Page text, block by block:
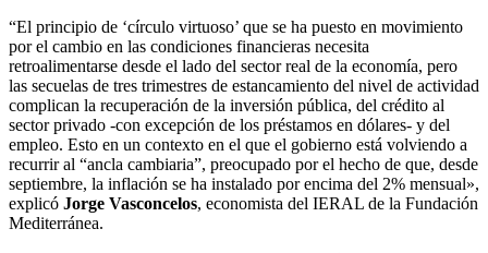
“El principio de ‘círculo virtuoso’ que se ha puesto en movimiento
por el cambio en las condiciones financieras necesita
retroalimentarse desde el lado del sector real de la economía, pero
las secuelas de tres trimestres de estancamiento del nivel de actividad
complican la recuperación de la inversión pública, del crédito al
sector privado -con excepción de los préstamos en dólares- y del
empleo. Esto en un contexto en el que el gobierno está volviendo a
recurrir al “ancla cambiaria”, preocupado por el hecho de que, desde
septiembre, la inflación se ha instalado por encima del 2% mensual»,
explicó Jorge Vasconcelos, economista del IERAL de la Fundación
Mediterránea.